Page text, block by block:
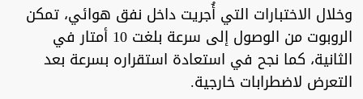
وخلال الاختبارات التي أُجريت داخل نفق هوائي، تمكن
الروبوت من الوصول إلى سرعة بلغت 10 أمتار في
الثانية، كما نجح في استعادة استقراره بسرعة بعد
التعرض لاضطرابات خارجية.